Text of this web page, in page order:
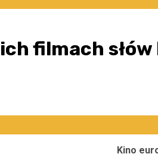
filmach słów
Kino